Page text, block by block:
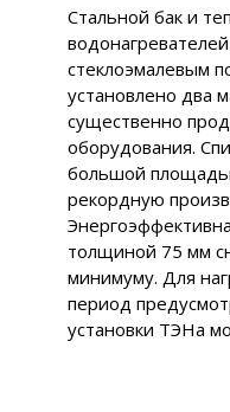
Стальной бак и
стеклоэмалевым
установлено два
существенно
оборудования.
большой
рекордную
толщиной 75 мм
минимуму. Для
период
установки ТЭНа